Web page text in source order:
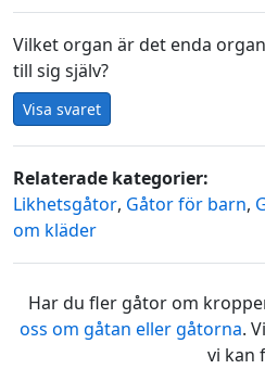
Vilket organ är det enda
till sig själv?
Visa svaret
Relaterade kategorier:
Likhetsgåtor, Gåtor för barn,
om kläder
Har du fler gåtor om
oss om gåtan eller gåtorna.
vi kan